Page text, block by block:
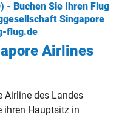
- Buchen Sie Ihren Flug
Singapore
flug.de
Airlines
Airline des Landes
ihren Hauptsitz in